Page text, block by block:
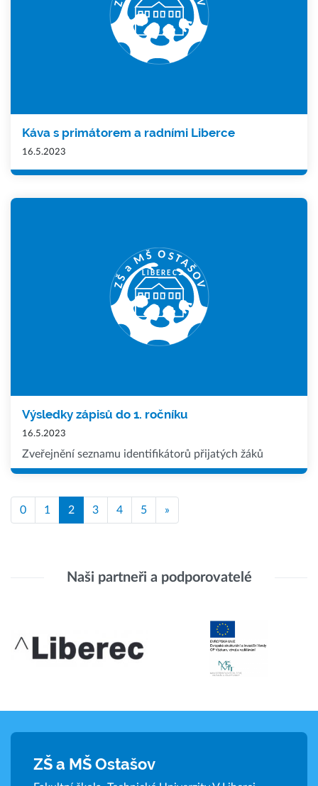
Káva s primátorem a radními Liberce
16.5.2023
Výsledky zápisů do 1. ročníku
16.5.2023
Zveřejnění seznamu identifikátorů přijatých žáků
0 1 2 3 4 5 »
Naši partneři a podporovatelé
ZŠ a MŠ Ostašov